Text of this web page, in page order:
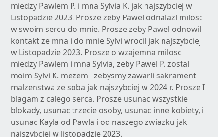
miedzy Pawlem P. i mna Sylvia K. jak najszybciej w
Listopadzie 2023. Prosze zeby Pawel odnalazl milosc
w swoim sercu do mnie. Prosze zeby Pawel odnowil
kontakt ze mna i do mnie Sylvi wrocil jak najszybciej
w Listopadzie 2023. Prosze o wzajemna milosc
miedzy Pawlem i mna Sylvia, zeby Pawel P. zostal
moim Sylvi K. mezem i zebysmy zawarli sakrament
malzenstwa ze soba jak najszybciej w 2024 r. Prosze I
blagam z calego serca. Prosze usunac wszystkie
blokady, usunac trzecie osoby, usunac inne kobiety, i
usunac Kayla od Pawla i od naszego zwiazku jak
najszybciej w listopadzie 2023.